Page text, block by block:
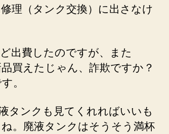
理（タンク交換）に出さなけ
出費したのですが、また
買えたじゃん、詐欺ですか？
。
タンクも見てくれればいいも
。廃液タンクはそうそう満杯